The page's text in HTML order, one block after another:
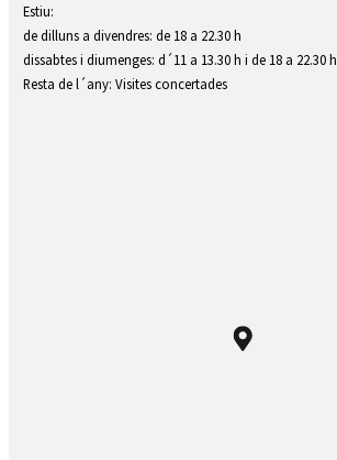
Estiu:
de dilluns a divendres: de 18 a 22.30 h
dissabtes i diumenges: d´11 a 13.30 h i de 18 a 22.30 h
Resta de l´any: Visites concertades